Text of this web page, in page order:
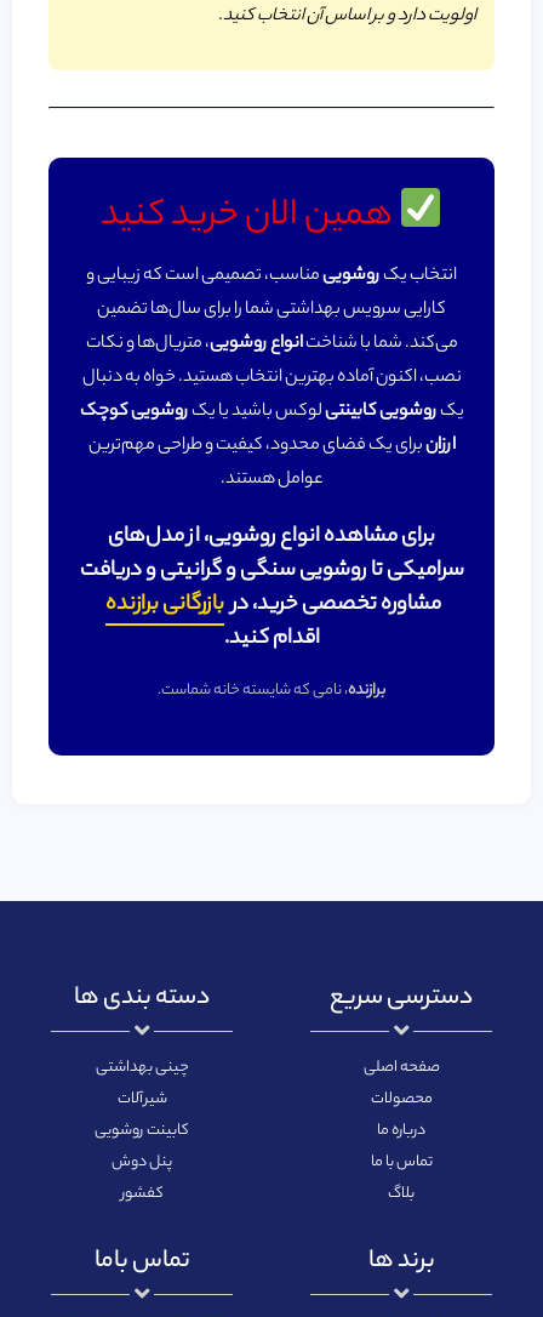
اولویت دارد و بر اساس آن انتخاب کنید.
همین الان خرید کنید
انتخاب یکروشوییمناسب، تصمیمی است که زیبایی و
کارایی سرویس بهداشتی شما را برای سال‌ها تضمین
می‌کند. شما با شناختانواع روشویی، متریال‌ها و نکات
نصب، اکنون آماده بهترین انتخاب هستید. خواه به دنبال
یکروشویی کابینتیلوکس باشید یا یکروشویی کوچک
ارزانبرای یک فضای محدود، کیفیت و طراحی مهم‌ترین
عوامل هستند.
برای مشاهده انواعروشویی، از مدل‌های
سرامیکی تاروشویی سنگی و گرانیتیو دریافت
مشاوره تخصصی خرید، دربازرگانی برازنده
اقدام کنید.
برازنده، نامی که شایسته خانه شماست.
دسترسی سریع
صفحه اصلی
محصولات
درباره ما
تماس با ما
بلاگ
دسته بندی ها
چینی بهداشتی
شیرآلات
کابینت روشویی
پنل دوش
کفشور
برند ها تماس باما